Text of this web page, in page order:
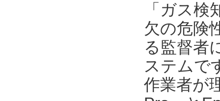
「ガス
欠の危険
る監督者
ステムで
作業者が